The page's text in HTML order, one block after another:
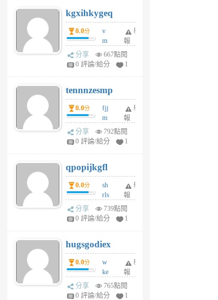
6
個
月
前
kgxihkygeq
0.0分
v
m
sg
sr
6
個
月
前
舉
報
分享
667點閱
0 評論/給分
1
tennnzesmp
0.0分
fjj
m
w
rs
6
個
月
前
舉
報
分享
792點閱
0 評論/給分
1
qpopijkgfl
0.0分
sh
rls
k
m
6
個
月
前
舉
報
分享
739點閱
0 評論/給分
1
hugsgodiex
0.0分
w
ke
rv
pj
舉
報
分享
765點閱
0 評論/給分
1